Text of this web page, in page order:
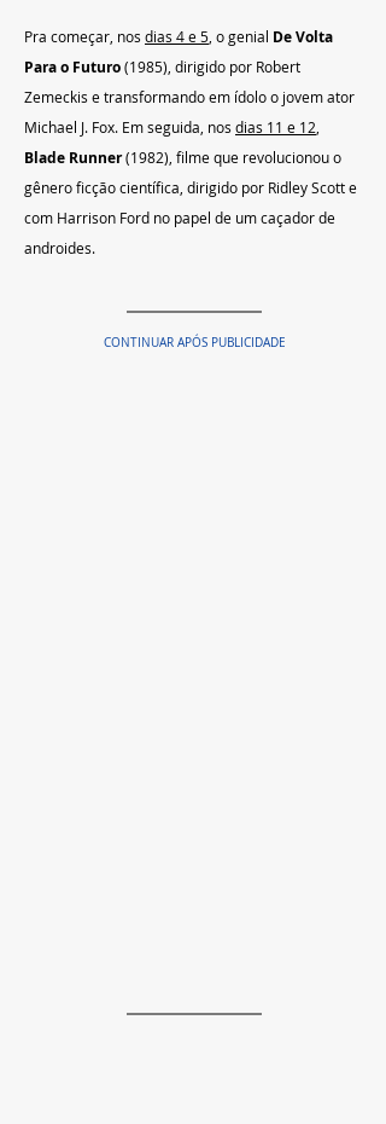
Pra começar, nos dias 4 e 5 , o genial De Volta
Para o Futuro (1985), dirigido por Robert
Zemeckis e transformando em ídolo o jovem ator
Michael J. Fox. Em seguida, nos dias 11 e 12
Blade Runner (1982), filme que revolucionou o
gênero ficção científica, dirigido por Ridley Scott e
com Harrison Ford no papel de um caçador de
androides.
CONTINUAR APÓS PUBLICIDADE